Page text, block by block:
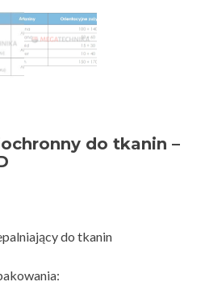
do tkanin –
do tkanin